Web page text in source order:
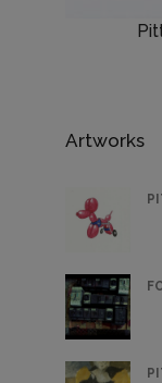
Artworks